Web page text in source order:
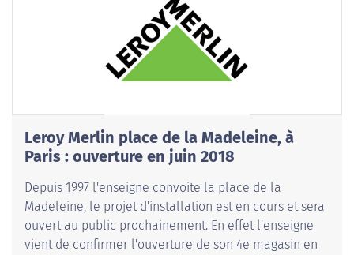
Leroy Merlin place de la Madeleine, à
Paris : ouverture en juin 2018
Depuis 1997 l'enseigne convoite la place de la
Madeleine, le projet d'installation est en cours et sera
ouvert au public prochainement. En effet l'enseigne
vient de confirmer l'ouverture de son 4e magasin en